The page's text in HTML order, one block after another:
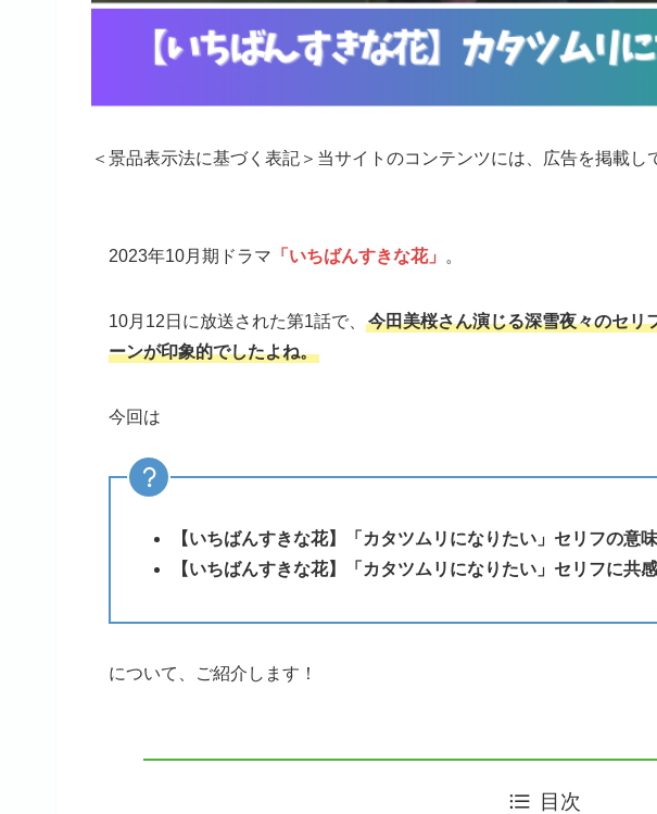
＜景品表示法に基づく表記＞当サイトのコンテンツには、広告を掲載し
2023年10月期ドラマ 「いちばんすきな花」 。
10月12日に放送された第1話で、
今田美桜さん演じる深雪夜々のセリ
ーンが印象的でしたよね。
今回は
【いちばんすきな花】「カタツムリになりたい」セリフの意
【いちばんすきな花】「カタツムリになりたい」セリフに共感
について、ご紹介します！
目次